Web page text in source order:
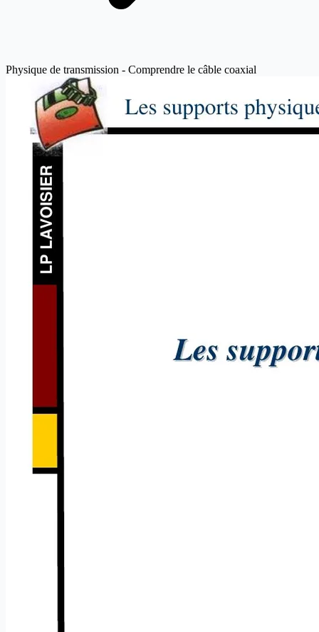
Physique de transmission - Comprendre le câble coaxial